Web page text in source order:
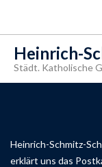
Heinrich-
Städt. Katholische
Heinrich-Schmitz-
erklärt uns das